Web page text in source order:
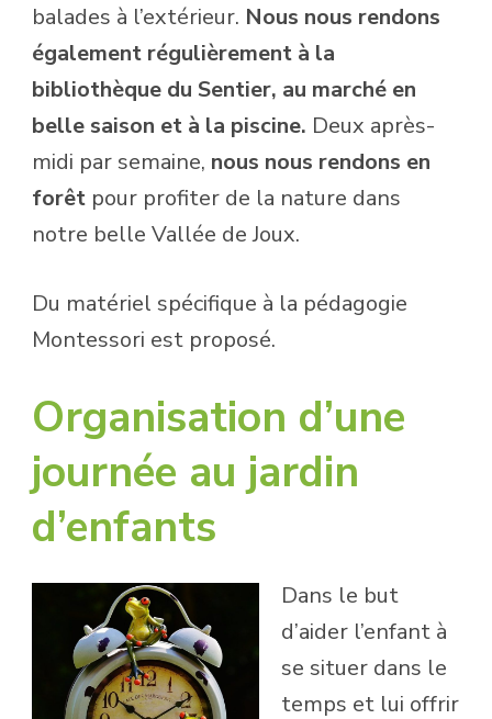
balades à l’extérieur. Nous nous rendons
également régulièrement à la
bibliothèque du Sentier, au marché en
belle saison et à la piscine. Deux après-
midi par semaine, nous nous rendons en
forêt pour profiter de la nature dans
notre belle Vallée de Joux.
Du matériel spécifique à la pédagogie
Montessori est proposé.
Organisation d’une
journée au jardin
d’enfants
Dans le but
d’aider l’enfant à
se situer dans le
temps et lui offrir